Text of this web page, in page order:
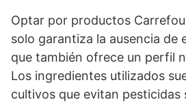
Optar por productos
solo garantiza la ausencia de
que también ofrece un perfil
Los ingredientes utilizados
cultivos que evitan pesticidas